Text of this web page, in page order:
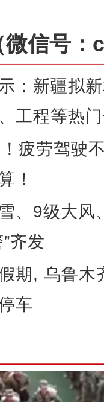
微信号
：新疆拟
工程等热
疲劳驾驶
！
、9级大风
齐发
期, 乌鲁木
车
机亮相新疆国
少年终于有